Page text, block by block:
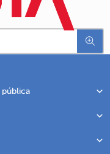
pública